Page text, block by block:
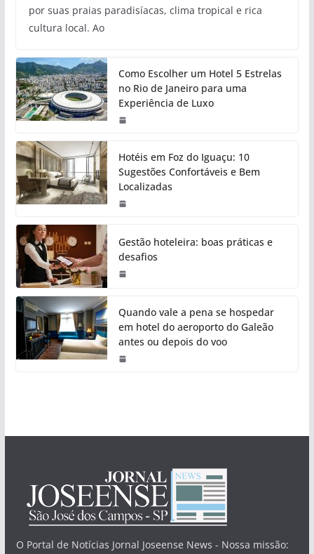
por suas praias paradisíacas, clima tropical e rica
cultura local. Ao
Como Escolher um Hotel 5 Estrelas
no Rio de Janeiro para uma
Experiência de Luxo
Hotéis em Foz do Iguaçu: 10
Sugestões Confortáveis e Bem
Localizadas
Gestão hoteleira: boas práticas e
desafios
Quando vale a pena se hospedar
em hotel do aeroporto do Galeão
antes ou depois do voo
O Portal de Notícias Jornal Joseense News - Nossa missão: